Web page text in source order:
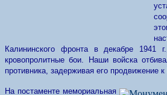
Калининского фронта в декабре 1941
кровопролитные бои. Наши войска
противника, задерживая его продвижение
На постаменте мемориальная